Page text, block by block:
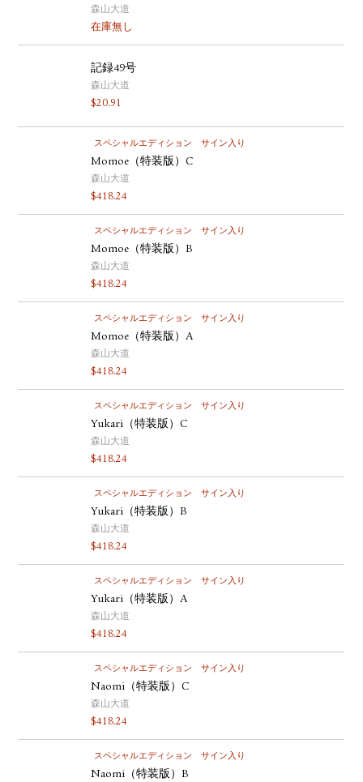
森山大道
在庫無し
記録49号
森山大道
$20.91
スペシャルエディション サイン入り
Momoe（特装版）C
森山大道
$418.24
スペシャルエディション サイン入り
Momoe（特装版）B
森山大道
$418.24
スペシャルエディション サイン入り
Momoe（特装版）A
森山大道
$418.24
スペシャルエディション サイン入り
Yukari（特装版）C
森山大道
$418.24
スペシャルエディション サイン入り
Yukari（特装版）B
森山大道
$418.24
スペシャルエディション サイン入り
Yukari（特装版）A
森山大道
$418.24
スペシャルエディション サイン入り
Naomi（特装版）C
森山大道
$418.24
スペシャルエディション サイン入り
Naomi（特装版）B